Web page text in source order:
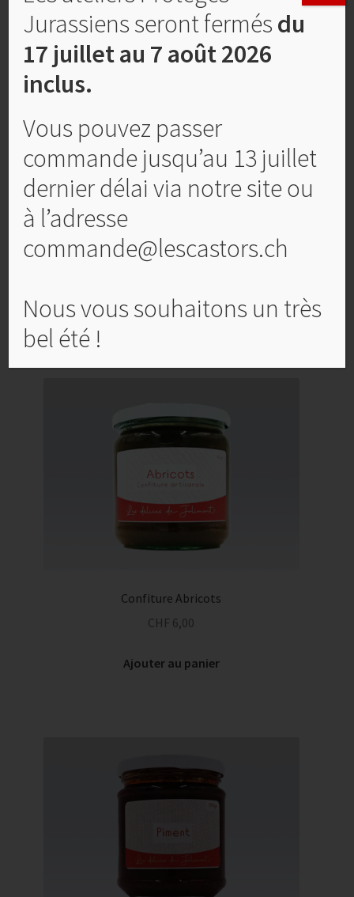
Confiture Prunes
CHF
Ajouter au panier
Confiture Abricots
CHF 6,00
Ajouter au panier
Jurassiens seront fermés du
17 juillet au 7 août 2026
inclus.
Vous pouvez passer
commande jusqu’au 13 juillet
dernier délai via notre site ou
à l’adresse
commande@lescastors.ch
Nous vous souhaitons un très
bel été !